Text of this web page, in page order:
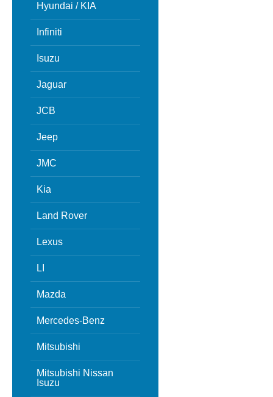
Hyundai / KIA
Infiniti
Isuzu
Jaguar
JCB
Jeep
JMC
Kia
Land Rover
Lexus
LI
Mazda
Mercedes-Benz
Mitsubishi
Mitsubishi Nissan
Isuzu